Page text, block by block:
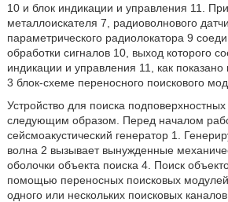
10 и блок индикации и управления 11.
металлоискателя 7, радиоволнового
параметрического радиолокатора 9
обработки сигналов 10, выход которого
индикации и управления 11, как
3 блок-схеме переносного поискового
Устройство для поиска
следующим образом. Перед началом
сейсмоакустический генератор 1.
волна 2 вызывает вынужденные
оболочки объекта поиска 4. Поиск
помощью переносных поисковых
одного или нескольких поисковых